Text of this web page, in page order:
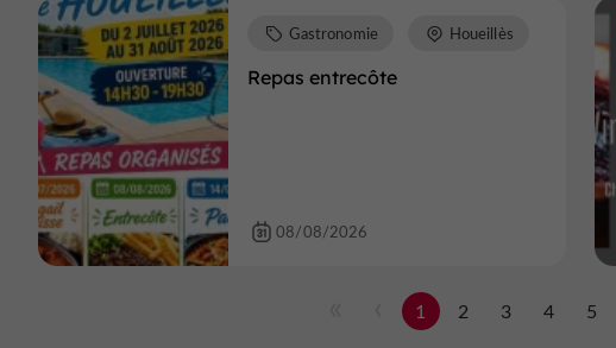
Repas entrecôte
Gastronomie Houeillès
08/08/2026
1 2 3 4 5